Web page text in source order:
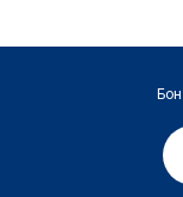
Бон